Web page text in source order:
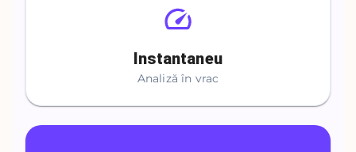
Instantaneu
Analiză în vrac